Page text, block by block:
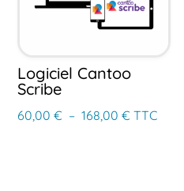
Logiciel Cantoo
Scribe
60,00€ – 168,00€ Plage
TTC